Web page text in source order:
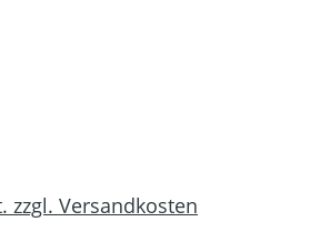
zzgl. Versandkosten